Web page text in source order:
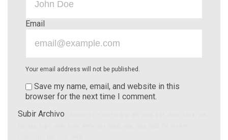
Email
Your email address will not be published.
Save my name, email, and website in this
browser for the next time I comment.
Subir Archivo